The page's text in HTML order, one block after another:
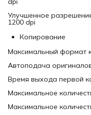
Улучшенное
1200 dpi
Копирование
Максимальный формат
Автоподача
Время выхода первой
Максимальное
Максимальное